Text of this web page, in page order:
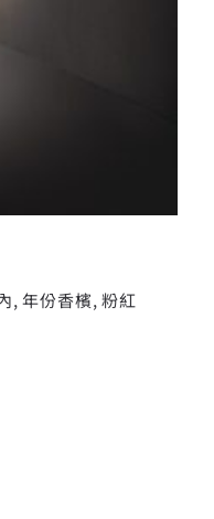
,年份香檳,粉紅